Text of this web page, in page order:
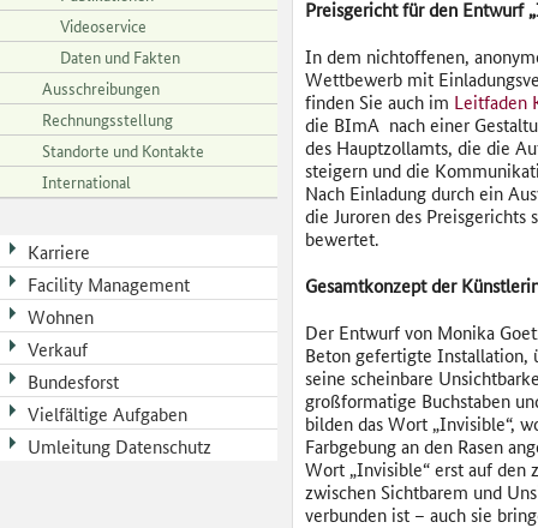
Videoservice
Daten und Fakten
Ausschreibungen
Rechnungsstellung
Standorte und Kontakte
International
Karriere
Facility Management
Wohnen
Verkauf
Bundesforst
Vielfältige Aufgaben
Umleitung Datenschutz
Preisgericht für den Entwurf
In dem nichtoffenen,
Wettbewerb mit
finden Sie auch im Leitfaden
die BImA nach einer
des Hauptzollamts, die die
steigern und die
Nach Einladung durch ein
die Juroren des Preisgerichts
bewertet.
Gesamtkonzept der
Der Entwurf von Monika
Beton gefertigte Installation,
seine scheinbare
großformatige Buchstaben
bilden das Wort „Invisible“,
Farbgebung an den Rasen
Wort „Invisible“ erst auf
zwischen Sichtbarem und
verbunden ist – auch sie